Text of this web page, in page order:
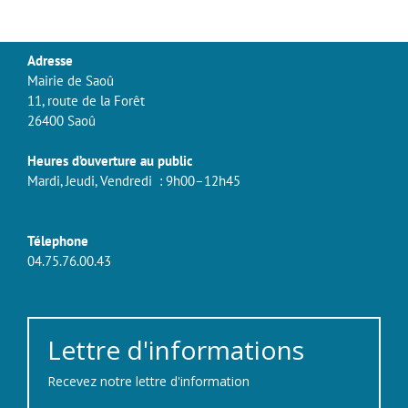
Adresse
Mairie de Saoû
11, route de la Forêt
26400 Saoû
Heures d’ouverture au public
Mardi, Jeudi, Vendredi : 9h00–12h45
Télephone
04.75.76.00.43
Lettre d'informations
Recevez notre lettre d'information